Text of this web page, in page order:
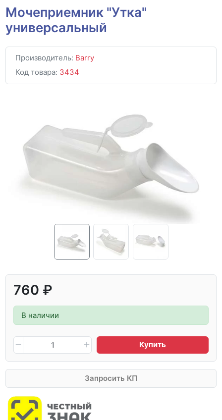
Мочеприемник "Утка"
универсальный
Производитель: Barry
Код товара: 3434
760 ₽
В наличии
Купить
Запросить КП